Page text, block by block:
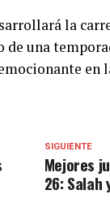
la
una
en
SIGUIENTE
Mejores
26: